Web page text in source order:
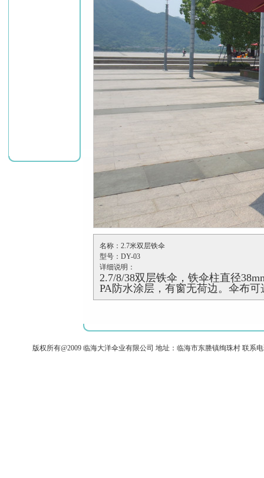
名称：2.7米双层铁伞
型号：DY-03
详细说明：
2.7/8/38双层铁伞，铁伞柱直径
PA防水涂层，有窗无荷边。伞布
版权所有@2009 临海大洋伞业有限公司 地址：临海市东塍镇绚珠村 联系